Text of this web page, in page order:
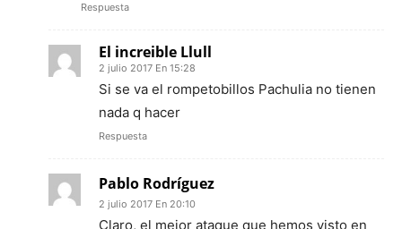
Respuesta
El increible Llull
2 julio 2017 En 15:28
Si se va el rompetobillos Pachulia no tienen
nada q hacer
Respuesta
Pablo Rodríguez
2 julio 2017 En 20:10
Claro, el mejor ataque que hemos visto en